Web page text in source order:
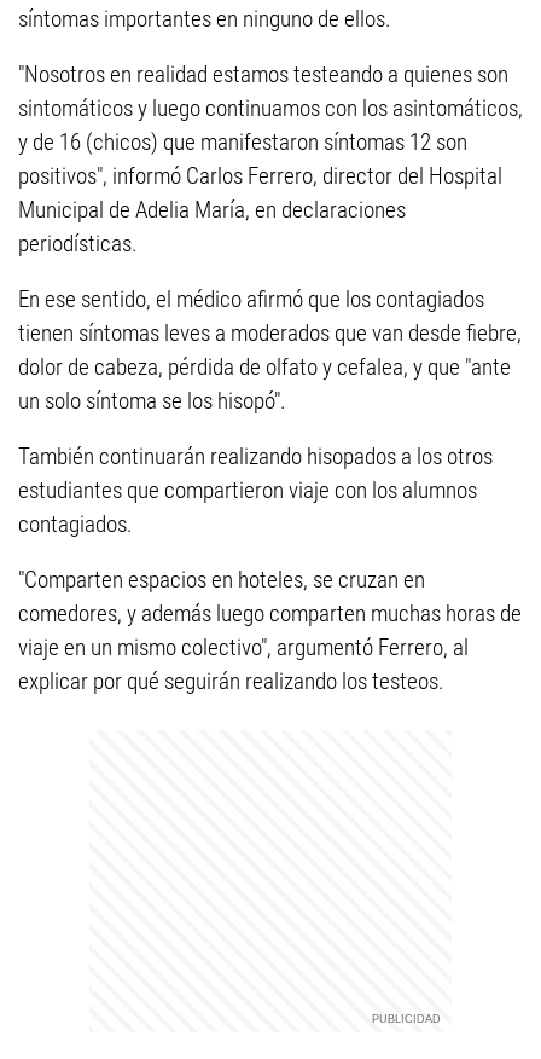
síntomas importantes en ninguno de ellos.
"Nosotros en realidad estamos testeando a quienes son
sintomáticos y luego continuamos con los asintomáticos,
y de 16 (chicos) que manifestaron síntomas 12 son
positivos", informó Carlos Ferrero, director del Hospital
Municipal de Adelia María, en declaraciones
periodísticas.
En ese sentido, el médico afirmó que los contagiados
tienen síntomas leves a moderados que van desde fiebre,
dolor de cabeza, pérdida de olfato y cefalea, y que "ante
un solo síntoma se los hisopó".
También continuarán realizando hisopados a los otros
estudiantes que compartieron viaje con los alumnos
contagiados.
"Comparten espacios en hoteles, se cruzan en
comedores, y además luego comparten muchas horas de
viaje en un mismo colectivo", argumentó Ferrero, al
explicar por qué seguirán realizando los testeos.